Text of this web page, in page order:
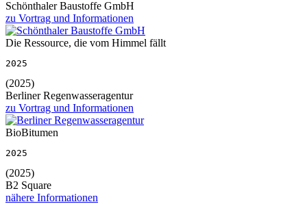
Schönthaler Baustoffe GmbH
zu Vortrag und Informationen
Die Ressource, die vom Himmel fällt
2025
(2025)
Berliner Regenwasseragentur
zu Vortrag und Informationen
BioBitumen
2025
(2025)
B2 Square
nähere Informationen